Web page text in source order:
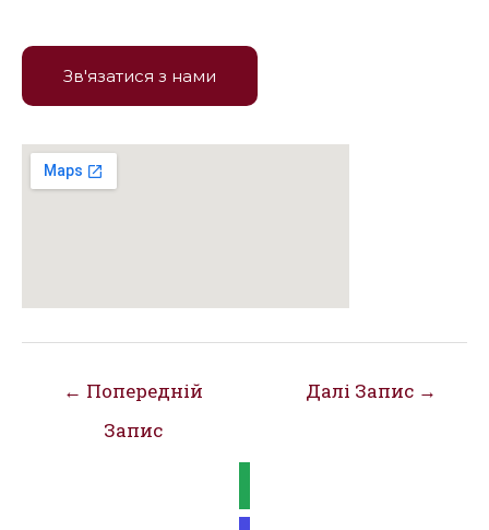
Зв'язатися з нами
Навігація
← Попередній
Запис
Далі Запис →